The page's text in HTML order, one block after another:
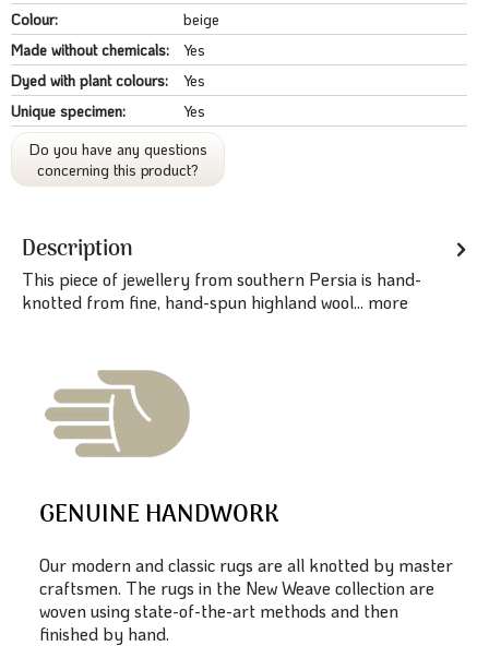
Colour:
beige
Made without chemicals:
Yes
Dyed with plant colours:
Yes
Unique specimen:
Yes
Do you have any questions
concerning this product?
Description
This piece of jewellery from southern Persia is hand-
knotted from fine, hand-spun highland wool... more
GENUINE HANDWORK
Our modern and classic rugs are all knotted by master
craftsmen. The rugs in the New Weave collection are
woven using state-of-the-art methods and then
finished by hand.